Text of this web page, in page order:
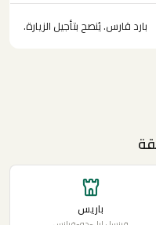
بارد قارس. يُنصح بتأجيل الزيارة.
باريس